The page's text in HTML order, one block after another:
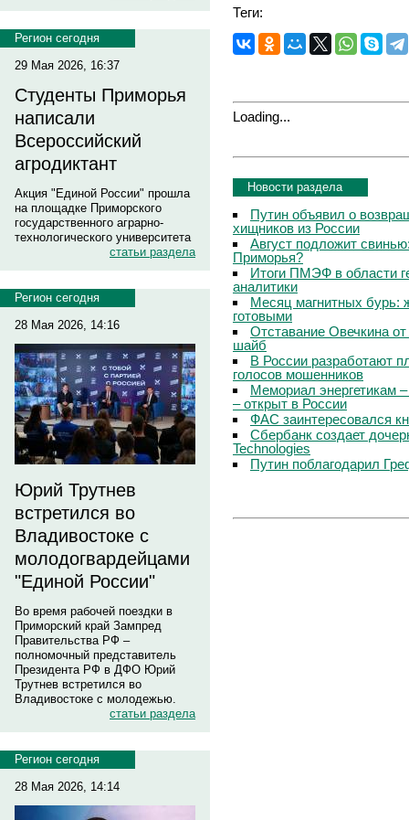
Регион сегодня
29 Мая 2026, 16:37
Студенты Приморья
написали
Всероссийский
агродиктант
Акция "Единой России" прошла
на площадке Приморского
государственного аграрно-
технологического университета
статьи раздела
Регион сегодня
28 Мая 2026, 14:16
Юрий Трутнев
встретился во
Владивостоке с
молодогвардейцами
"Единой России"
Во время рабочей поездки в
Приморский край Зампред
Правительства РФ –
полномочный представитель
Президента РФ в ДФО Юрий
Трутнев встретился во
Владивостоке с молодежью.
статьи раздела
Регион сегодня
28 Мая 2026, 14:14
Теги:
Loading...
Новости раздела
Путин объявил о
хищников из России
Август подложит
Приморья?
Итоги ПМЭФ в области
аналитики
Месяц магнитных бурь:
готовыми
Отставание Овечкина
шайб
В России разработают
голосов мошенников
Мемориал энергетикам
– открыт в России
ФАС заинтересовался
Сбербанк создает
Technologies
Путин поблагодарил